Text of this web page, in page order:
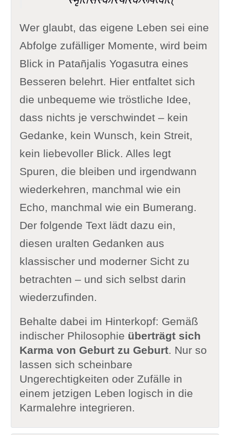
Wer glaubt, das eigene Leben sei eine
Abfolge zufälliger Momente, wird beim
Blick in Patañjalis Yogasutra eines
Besseren belehrt. Hier entfaltet sich
die unbequeme wie tröstliche Idee,
dass nichts je verschwindet – kein
Gedanke, kein Wunsch, kein Streit,
kein liebevoller Blick. Alles legt
Spuren, die bleiben und irgendwann
wiederkehren, manchmal wie ein
Echo, manchmal wie ein Bumerang.
Der folgende Text lädt dazu ein,
diesen uralten Gedanken aus
klassischer und moderner Sicht zu
betrachten – und sich selbst darin
wiederzufinden.
Behalte dabei im Hinterkopf: Gemäß
indischer Philosophie überträgt sich
Karma von Geburt zu Geburt. Nur so
lassen sich scheinbare
Ungerechtigkeiten oder Zufälle in
einem jetzigen Leben logisch in die
Karmalehre integrieren.